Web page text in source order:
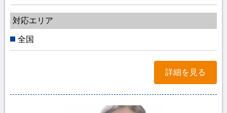
対応エリア
全国
詳細を見る